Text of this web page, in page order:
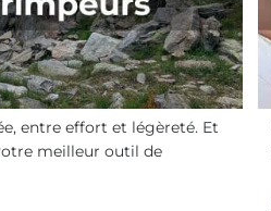
entre effort et légèreté. Et
meilleur outil de